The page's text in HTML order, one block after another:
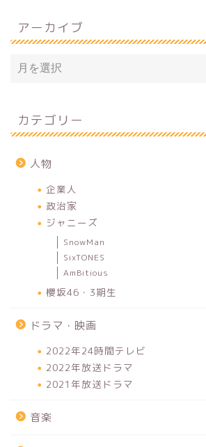
アーカイブ
カテゴリー
人物
企業人
政治家
ジャニーズ
SnowMan
SixTONES
AmBitious
櫻坂46・3期生
ドラマ・映画
2022年24時間テレビ
2022年放送ドラマ
2021年放送ドラマ
音楽